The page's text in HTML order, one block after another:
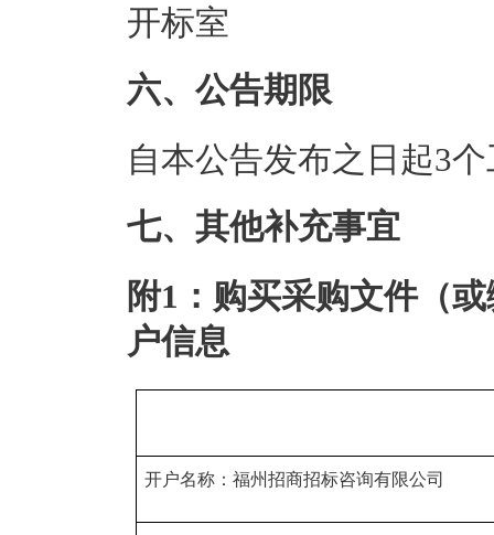
开标室
六、公告期限
自本公告发布之日起3
七、其他补充事宜
附1：购买采购文件（
户信息
开户名称：福州招商招标咨询有限公司